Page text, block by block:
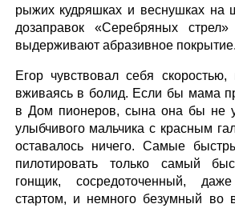
рыжих кудряшках и веснушках на
дозаправок «Серебряных
выдерживают абразивное покрытие.
Егор чувствовал себя
вживаясь в болид. Если бы мама
в Дом пионеров, сына она бы не
улыбчивого мальчика с красным
оставалось ничего. Самые
пилотировать только самый
гонщик, сосредоточенный,
стартом, и немного безумный во